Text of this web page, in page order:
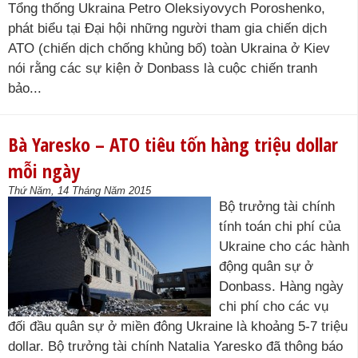
Tổng thống Ukraina Petro Oleksiyovych Poroshenko,
phát biểu tại Đại hội những người tham gia chiến dịch
ATO (chiến dịch chống khủng bố) toàn Ukraina ở Kiev
nói rằng các sự kiện ở Donbass là cuộc chiến tranh
bảo...
Bà Yaresko – ATO tiêu tốn hàng triệu dollar
mỗi ngày
Thứ Năm, 14 Tháng Năm 2015
Bộ trưởng tài chính
tính toán chi phí của
Ukraine cho các hành
động quân sự ở
Donbass. Hàng ngày
chi phí cho các vụ
đối đầu quân sự ở miền đông Ukraine là khoảng 5-7 triệu
dollar. Bộ trưởng tài chính Natalia Yaresko đã thông báo